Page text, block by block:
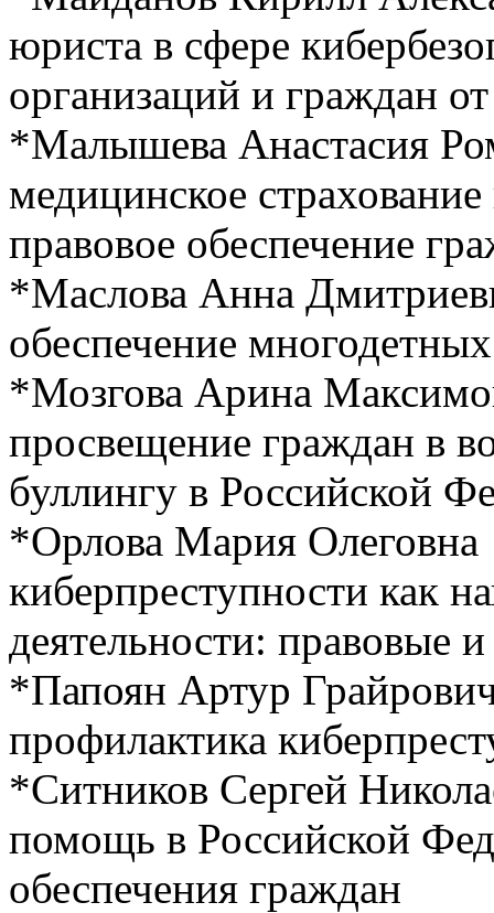
юриста в сфере
организаций и граждан
*Малышева Анастасия
медицинское
правовое обеспечение
*Маслова Анна
обеспечение
*Мозгова Арина
просвещение граждан в
буллингу в Российской
*Орлова Мария
киберпреступности как
деятельности: правовые
*Папоян Артур
профилактика
*Ситников Сергей
помощь в Российской
обеспечения граждан